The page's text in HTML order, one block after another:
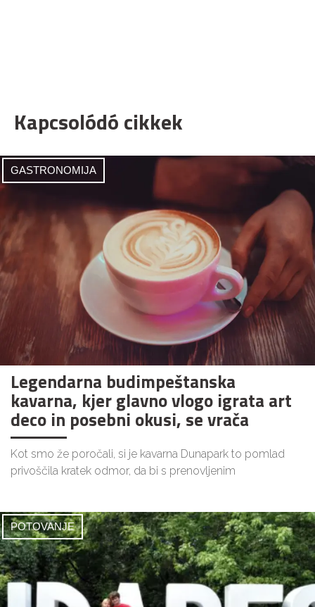
Kapcsolódó cikkek
GASTRONOMIJA
Legendarna budimpeštanska
kavarna, kjer glavno vlogo igrata art
deco in posebni okusi, se vrača
Kot smo že poročali, si je kavarna Dunapark to pomlad
privoščila kratek odmor, da bi s prenovljenim
POTOVANJE